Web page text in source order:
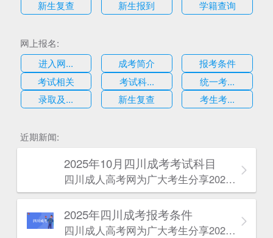
新生复查
新生报到 学籍查询
网上报名:
进入网...
成考简介
报考条件
考试相关
考试科...
统一考...
录取及...
新生复查 考生考...
近期新闻:
2025年10月四川成考考试科目
四川成人高考网​为广大考生分享2025年10月四川成考考试科目。为广大在职人员和社会人士提供学历提升的机会。更多四川成考考试信息，欢迎在线访问四川成人高考网。
2025年‌‌‌‌四川成考报考条件
四川成人高考网​为广大考生分享2025年‌‌‌‌四川成考报考条件。为广大在职人员和社会人士提供学历提升的机会。更多四川成考考试信息，欢迎在线访问四川成人高考网。